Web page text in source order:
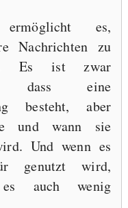
ermöglicht es,
Nachrichten zu
Es ist zwar
dass eine
besteht, aber
und wann sie
Und wenn es
genutzt wird,
auch wenig